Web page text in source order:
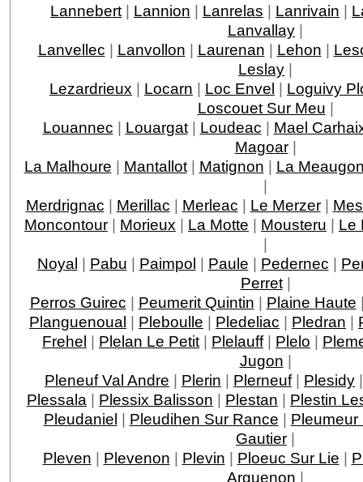
Lannebert | Lannion | Lanrelas | Lanrivain |
Lanvallay |
Lanvellec | Lanvollon | Laurenan | Lehon |
Leslay |
Lezardrieux | Locarn | Loc Envel | Loguivy
Loscouet Sur Meu |
Louannec | Louargat| Loudeac | Mael
Magoar|
La Malhoure | Mantallot| Matignon | La
|
Merdrignac | Merillac | Merleac | Le Merzer|
Moncontour | Morieux | La Motte | Mousteru | Le
|
Noyal | Pabu | Paimpol | Paule | Pedernec |
Perret|
Perros Guirec | Peumerit Quintin | Plaine Haute
Planguenoual | Pleboulle | Pledeliac | Pledran |
Frehel | Plelan Le Petit | Plelauff| Plelo |
Jugon |
Pleneuf Val Andre | Plerin | Plerneuf| Plesidy
Plessala | Plessix Balisson | Plestan | Plestin
Pleudaniel | Pleudihen Sur Rance | Pleumeur
Gautier |
Pleven | Plevenon | Plevin | Ploeuc Sur Lie |
Arguenon |